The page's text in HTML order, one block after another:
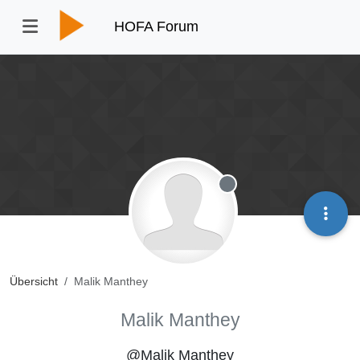
HOFA Forum
Übersicht Malik Manthey
Offline
Malik Manthey
@Malik Manthey